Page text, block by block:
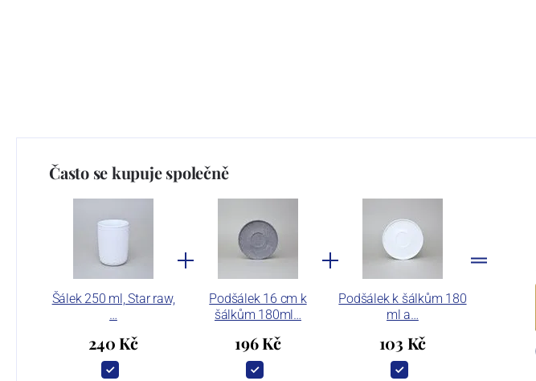
Často se kupuje společně
Šálek 250 ml, Star raw,
…
240 Kč
Podšálek 16 cm k
šálkům 180ml…
196 Kč
Podšálek k šálkům 180
ml a…
103 Kč